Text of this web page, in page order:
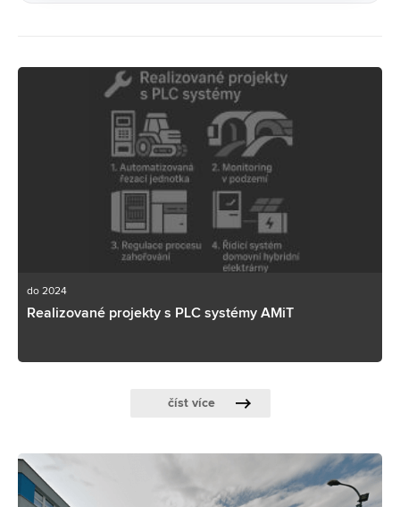
do 2024
Realizované projekty s PLC systémy AMiT
číst více